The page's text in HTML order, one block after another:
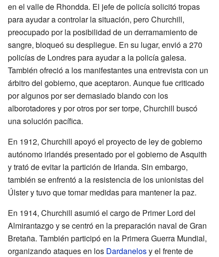
en el valle de Rhondda. El jefe de policía solicitó tropas
para ayudar a controlar la situación, pero Churchill,
preocupado por la posibilidad de un derramamiento de
sangre, bloqueó su despliegue. En su lugar, envió a 270
policías de Londres para ayudar a la policía galesa.
También ofreció a los manifestantes una entrevista con un
árbitro del gobierno, que aceptaron. Aunque fue criticado
por algunos por ser demasiado blando con los
alborotadores y por otros por ser torpe, Churchill buscó
una solución pacífica.
En 1912, Churchill apoyó el proyecto de ley de gobierno
autónomo irlandés presentado por el gobierno de Asquith
y trató de evitar la partición de Irlanda. Sin embargo,
también se enfrentó a la resistencia de los unionistas del
Úlster y tuvo que tomar medidas para mantener la paz.
En 1914, Churchill asumió el cargo de Primer Lord del
Almirantazgo y se centró en la preparación naval de Gran
Bretaña. También participó en la Primera Guerra Mundial,
organizando ataques en los Dardanelosy el frente de